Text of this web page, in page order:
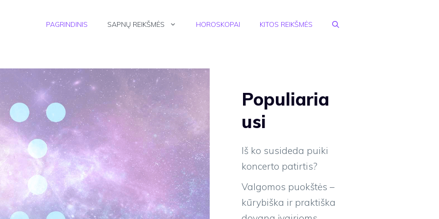
PAGRINDINIS SAPNŲ REIKŠMĖS HOROSKOPAI KITOS REIKŠMĖS
Populiaria
usi
Iš ko susideda puiki
koncerto patirtis?
Valgomos puokštės –
kūrybiška ir praktiška